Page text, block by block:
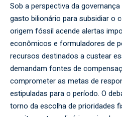
Sob a perspectiva da
gasto bilionário para subsidiar o
origem fóssil acende alertas
econômicos e formuladores de
recursos destinados a custear
demandam fontes de
comprometer as metas de
estipuladas para o período. O
torno da escolha de prioridades